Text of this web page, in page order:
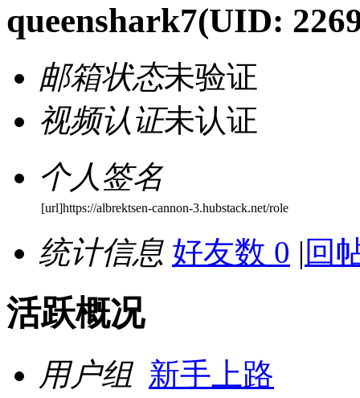
queenshark7(UID:
邮箱状态未验证
视频认证未认证
个人签名
[url]https://albrektsen-cannon-3.hubstack.net/role
统计信息 好友数 0 | 回
活跃概况
用户组 新手上路